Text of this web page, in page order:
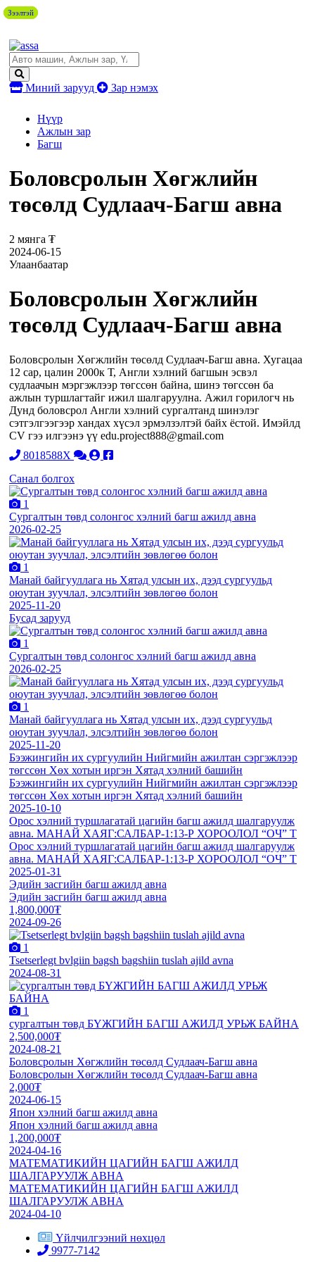
Миний зарууд Зар нэмэх
Нүүр
Ажлын зар
Багш
Боловсролын Хөгжлийн
төсөлд Судлаач-Багш авна
2 мянга ₮
2024-06-15
Улаанбаатар
Боловсролын Хөгжлийн
төсөлд Судлаач-Багш авна
Боловсролын Хөгжлийн төсөлд Судлаач-Багш авна. Хугацаа
12 сар, цалин 2000к Т, Aнгли хэлний багшын эсвэл
судлаачын мэргэжлээр төгссөн байна, шинэ төгссөн ба
ажлын туршлагтайг ижил шалгаруулна. Ажил горилогч нь
Дунд боловсрол Англи хэлний сургалтанд шинэлэг
сэтгэлгээгээр хандах хүсэл эрмэлзэлтэй байх ёстой. Имэйлд
CV гээ илгээнэ үү edu.project888@gmail.com
8018588X
Санал болгох
1
Сургалтын төвд солонгос хэлний багш ажилд авна
2026-02-25
1
Манай байгууллага нь Хятад улсын их, дээд сургуульд
оюутан зуучлал, элсэлтийн зөвлөгөө болон
2025-11-20
Бусад зарууд
1
Сургалтын төвд солонгос хэлний багш ажилд авна
2026-02-25
1
Манай байгууллага нь Хятад улсын их, дээд сургуульд
оюутан зуучлал, элсэлтийн зөвлөгөө болон
2025-11-20
Бээжингийн их сургуулийн Нийгмийн ажилтан сэргэжлээр
төгссөн Хөх хотын иргэн Хятад хэлний башийн
Бээжингийн их сургуулийн Нийгмийн ажилтан сэргэжлээр
төгссөн Хөх хотын иргэн Хятад хэлний башийн
2025-10-10
Орос хэлний туршлагатай цагийн багш ажилд шалгаруулж
авна. МАНАЙ ХАЯГ:САЛБАР-1:13-Р ХОРООЛОЛ “ОЧ” Т
Орос хэлний туршлагатай цагийн багш ажилд шалгаруулж
авна. МАНАЙ ХАЯГ:САЛБАР-1:13-Р ХОРООЛОЛ “ОЧ” Т
2025-01-31
Эдийн засгийн багш ажилд авна
Зээлтэй
Эдийн засгийн багш ажилд авна
1,800,000₮
2024-09-26
1
Tsetserlegt bvlgiin bagsh bagshiin tuslah ajild avna
2024-08-31
Зээлтэй
1
сургалтын төвд БҮЖГИЙН БАГШ АЖИЛД УРЬЖ БАЙНА
2,500,000₮
2024-08-21
Боловсролын Хөгжлийн төсөлд Судлаач-Багш авна
Боловсролын Хөгжлийн төсөлд Судлаач-Багш авна
2,000₮
2024-06-15
Япон хэлний багш ажилд авна
Зээлтэй
Япон хэлний багш ажилд авна
1,200,000₮
2024-04-16
МАТЕМАТИКИЙН ЦАГИЙН БАГШ АЖИЛД
ШАЛГАРУУЛЖ АВНА
МАТЕМАТИКИЙН ЦАГИЙН БАГШ АЖИЛД
ШАЛГАРУУЛЖ АВНА
2024-04-10
Үйлчилгээний нөхцөл
9977-7142